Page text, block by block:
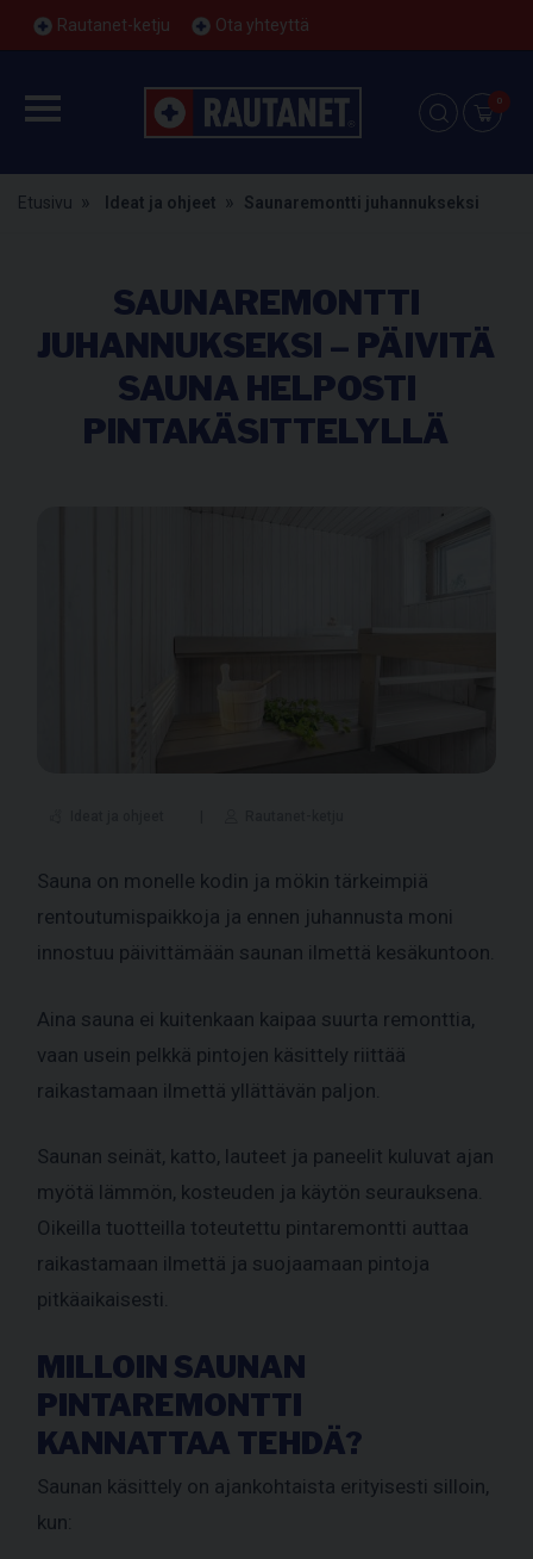
Rautanet-ketju Ota yhteyttä
0
Etusivu Ideat ja ohjeet Saunaremontti juhannukseksi
SAUNAREMONTTI
JUHANNUKSEKSI – PÄIVITÄ
SAUNA HELPOSTI
PINTAKÄSITTELYLLÄ
Sauna on monelle kodin ja mökin tärkeimpiä
rentoutumispaikkoja ja ennen juhannusta moni
innostuu päivittämään saunan ilmettä kesäkuntoon.
Aina sauna ei kuitenkaan kaipaa suurta remonttia,
vaan usein pelkkä pintojen käsittely riittää
raikastamaan ilmettä yllättävän paljon.
Saunan seinät, katto, lauteet ja paneelit kuluvat ajan
myötä lämmön, kosteuden ja käytön seurauksena.
Oikeilla tuotteilla toteutettu pintaremontti auttaa
raikastamaan ilmettä ja suojaamaan pintoja
pitkäaikaisesti.
MILLOIN SAUNAN
PINTAREMONTTI
KANNATTAA TEHDÄ?
Saunan käsittely on ajankohtaista erityisesti silloin,
kun: